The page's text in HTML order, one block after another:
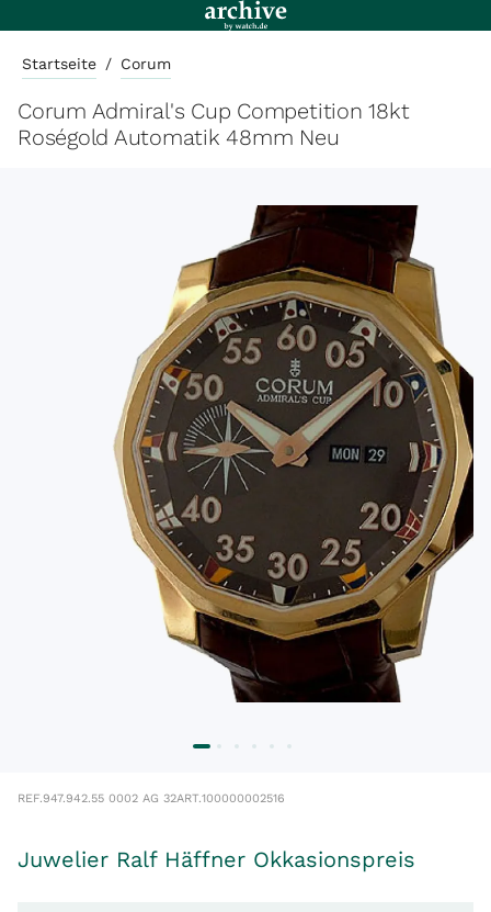
Startseite / Corum
Corum Admiral's Cup Competition 18kt
Roségold Automatik 48mm Neu
REF.947.942.55 0002 AG 32ART.100000002516
Juwelier Ralf Häffner Okkasionspreis